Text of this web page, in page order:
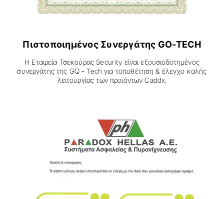
Πιστοποιημένος Συνεργάτης GO-TECH
Η Εταιρεία Τσεκούρας Security είναι εξουσιοδοτημένος
συνεργάτης της GQ - Tech για τοποθέτηση & έλεγχο καλής
λειτουργίας των προϊόντων Caddx.